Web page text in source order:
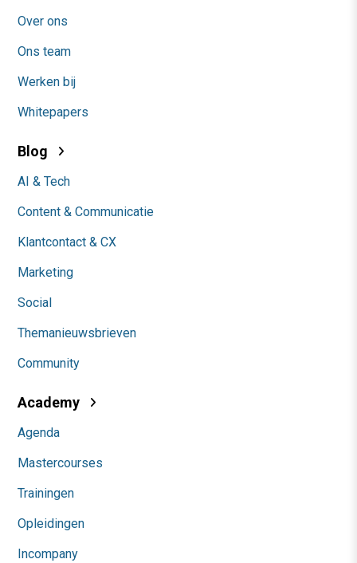
Over ons
Ons team
Werken bij
Whitepapers
Blog
AI & Tech
Content & Communicatie
Klantcontact & CX
Marketing
Social
Themanieuwsbrieven
Community
Academy
Agenda
Mastercourses
Trainingen
Opleidingen
Incompany